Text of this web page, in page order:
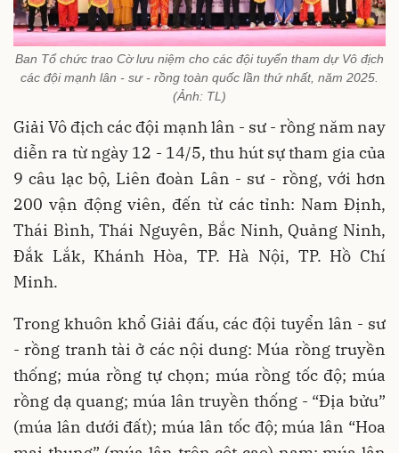
Ban Tổ chức trao Cờ lưu niệm cho các đội tuyển tham dự Vô địch
các đội mạnh lân - sư - rồng toàn quốc lần thứ nhất, năm 2025.
(Ảnh: TL)
Giải Vô địch các đội mạnh lân - sư - rồng năm nay
diễn ra từ ngày 12 - 14/5, thu hút sự tham gia của
9 câu lạc bộ, Liên đoàn Lân - sư - rồng, với hơn
200 vận động viên, đến từ các tỉnh: Nam Định,
Thái Bình, Thái Nguyên, Bắc Ninh, Quảng Ninh,
Đắk Lắk, Khánh Hòa, TP. Hà Nội, TP. Hồ Chí
Minh.
Trong khuôn khổ Giải đấu, các đội tuyển lân - sư
- rồng tranh tài ở các nội dung: Múa rồng truyền
thống; múa rồng tự chọn; múa rồng tốc độ; múa
rồng dạ quang; múa lân truyền thống - “Địa bửu”
(múa lân dưới đất); múa lân tốc độ; múa lân “Hoa